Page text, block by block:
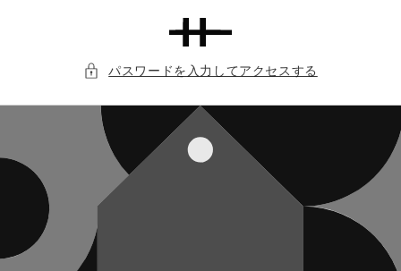
パスワードを入力してアクセスする